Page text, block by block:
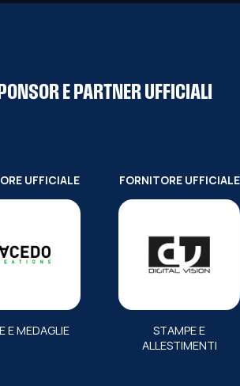
E PARTNER UFFICIALI
UFFICIALE
E MEDAGLIE
FORNITORE UFFICIALE
STAMPE E
ALLESTIMENTI